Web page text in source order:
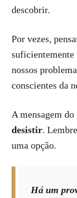
descobrir.
Por vezes,
suficientemente
nossos
conscientes da
A mensagem
desistir.
uma opção.
Há um